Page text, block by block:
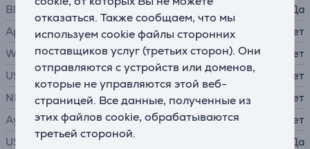
отказаться. Также сообщаем, что мы
используем cookie файлы сторонних
поставщиков услуг (третьих сторон). Они
отправляются с устройств или доменов,
которые не управляются этой веб-
страницей. Все данные, полученные из
этих файлов cookie, обрабатываются
третьей стороной.
Bluetooth
Да
Apple AirPlay 2
Нет
WiFi
Нет
USB-A
Нет
NFC
Нет
Аудиовход 6,3 мм
Нет
USB-C
Да